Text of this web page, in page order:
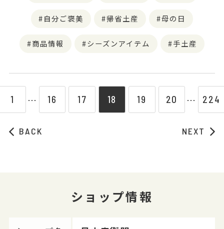
自分ご褒美 帰省土産 母の日
商品情報 シーズンアイテム 手土産
BACK
1 ⋯ 16 17 18 19 20 ⋯ 224
NEXT
ショップ情報